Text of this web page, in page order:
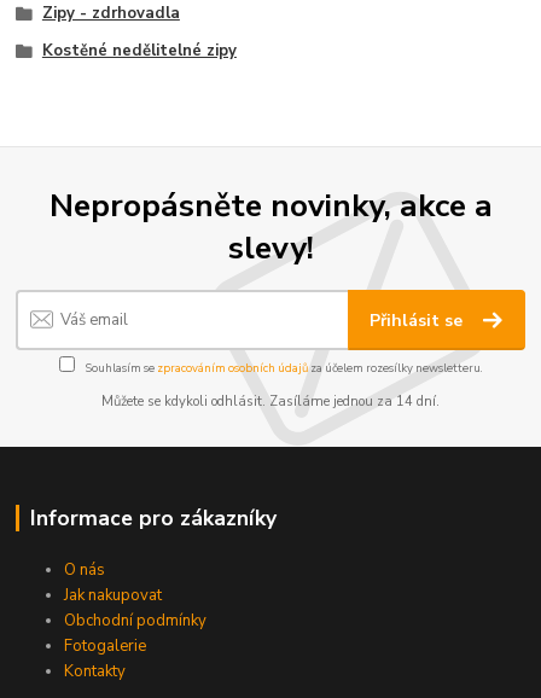
Zipy - zdrhovadla
Kostěné nedělitelné zipy
Nepropásněte novinky, akce a
slevy!
Přihlásit se
Souhlasím se zpracováním osobních údajůza účelem rozesílky newsletteru.
Můžete se kdykoli odhlásit. Zasíláme jednou za 14 dní.
Informace pro zákazníky
O nás
Jak nakupovat
Obchodní podmínky
Fotogalerie
Kontakty